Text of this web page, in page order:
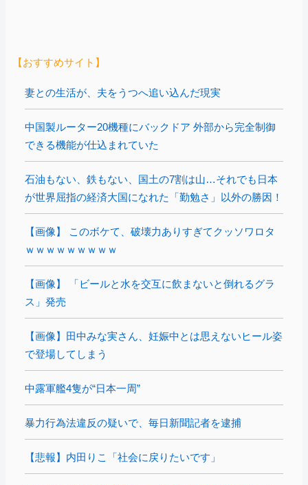
【おすすめサイト】
妻との生活が、夫をうつへ追い込んだ現実
中国製ルーター20機種にバックドア 外部から完全制御
できる機能が仕込まれていた
石油もない、鉄もない、国土の7割は山…それでも日本
が世界屈指の経済大国になれた「勤勉さ」以外の勝因！
【画像】 このボケて、破壊力ありすぎてクッソワロタ
ｗｗｗｗｗｗｗｗｗ
【画像】 「ビールと水を交互に飲まないと倒れるグラ
ス」発売
【画像】田中みな実さん、妊娠中とは思えないヒール姿
で登場してしまう
中露軍艦4隻が“日本一周”
暴力行為法違反の疑いで、毎日新聞記者を逮捕
【悲報】内田りこ「社会に戻りたいです」